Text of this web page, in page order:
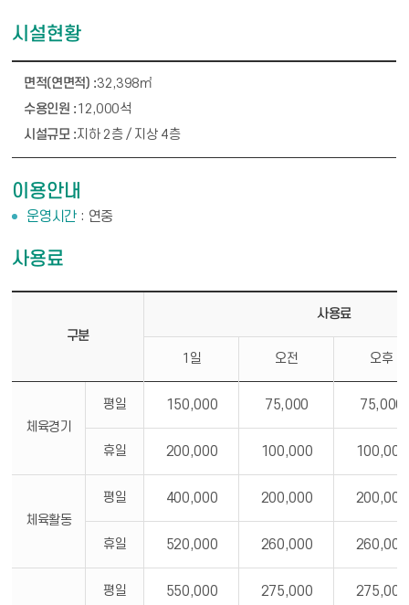
시설현황
32,398㎡
12,000석
지하 2층 / 지상 4층
이용안내
운영시간 연중
사용료
구분
사용료
1일 오전 오후
체육경기
평일 150,000 75,000 75,000
휴일 200,000 100,000 100,000
체육활동
평일 400,000 200,000 200,000
휴일 520,000 260,000 260,000
평일 550,000 275,000 275,000